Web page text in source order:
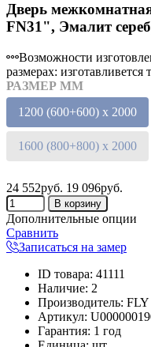
Дверь
FN31", Эмалит
Возможности
размерах: изготавливется
РАЗМЕР ММ
1200 (600+600) х 2000
1600 (800+800) х 2000
24 552руб. 19 096руб.
Дополнительные опции
Сравнить
Записаться на замер
ID товара: 41111
Наличие: 2
Производитель: FLY
Артикул:
Гарантия: 1 год